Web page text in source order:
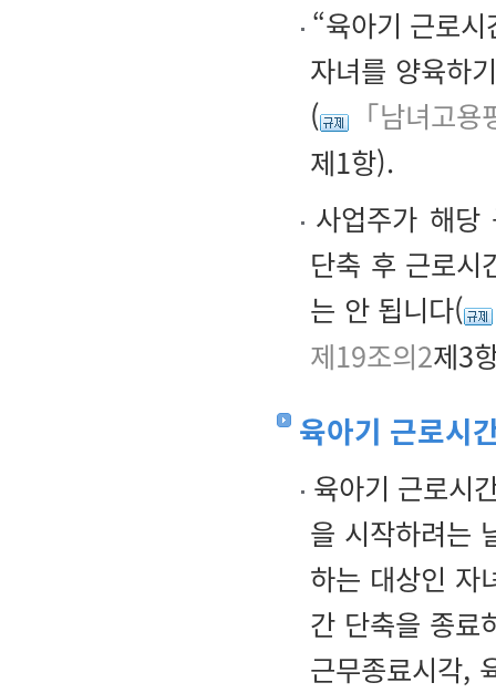
“육아기 근로
자녀를 양육하
(
「남녀고
제1항).
사업주가 해당
단축 후 근로시
는 안 됩니다(
제19조의2제3
육아기 근로시
육아기 근로시
을 시작하려는
하는 대상인 자
간 단축을 종료
근무종료시각,